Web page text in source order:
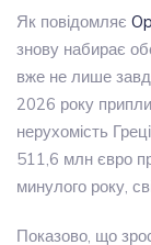
Як повідомляє
знову набирає
вже не лише
2026 року
нерухомість
511,6 млн євро
минулого року,
Показово, що